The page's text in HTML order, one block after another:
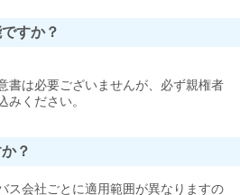
すか？
書は必要ございませんが、必ず親権者
みください。
？
ス会社ごとに適用範囲が異なりますの